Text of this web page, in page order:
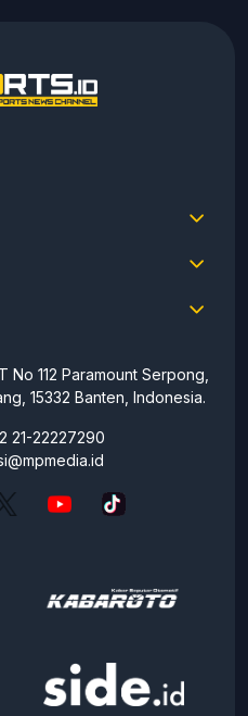
No 112 Paramount Serpong,
15332 Banten, Indonesia.
21-22227290